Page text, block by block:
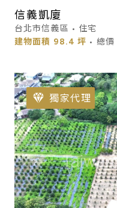
信義凱廈
台北市信義區 • 住宅
建物面積 98.4 坪 • 總價
獨家代理